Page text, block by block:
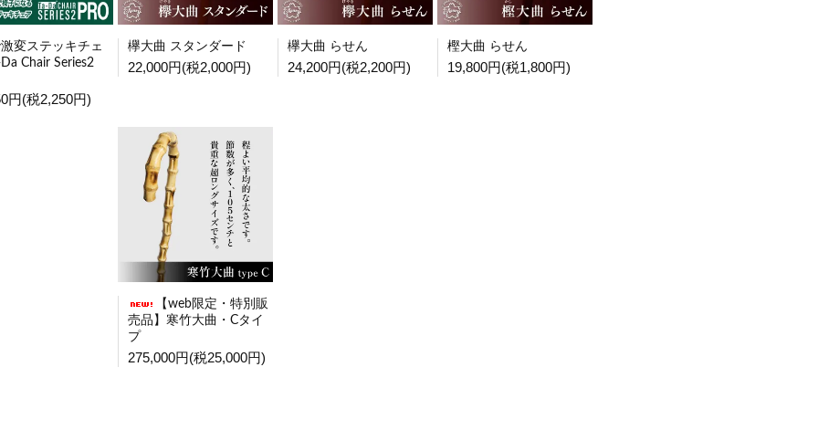
変ステッキチェ
Chair Series2
円(税2,250円)
欅大曲 スタンダード
22,000円(税2,000円)
欅大曲 らせん
24,200円(税2,200円)
樫大曲 らせん
19,800円(税1,800円)
【web限定・特別販
売品】寒竹大曲・Cタイ
プ
275,000円(税25,000円)